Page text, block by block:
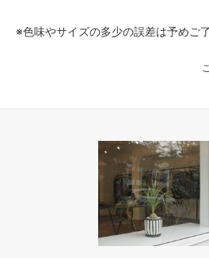
※色味やサイズの多少の誤差は予めご